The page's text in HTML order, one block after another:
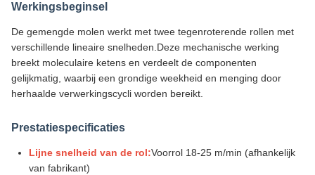
Werkingsbeginsel
De gemengde molen werkt met twee tegenroterende rollen met
verschillende lineaire snelheden.Deze mechanische werking
breekt moleculaire ketens en verdeelt de componenten
gelijkmatig, waarbij een grondige weekheid en menging door
herhaalde verwerkingscycli worden bereikt.
Prestatiespecificaties
Lijne snelheid van de rol:Voorrol 18-25 m/min (afhankelijk
van fabrikant)